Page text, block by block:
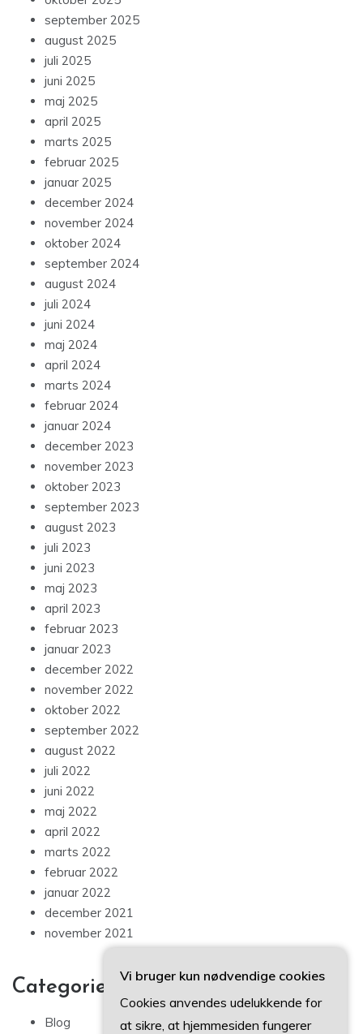
september 2025
august 2025
juli 2025
juni 2025
maj 2025
april 2025
marts 2025
februar 2025
januar 2025
december 2024
november 2024
oktober 2024
september 2024
august 2024
juli 2024
juni 2024
maj 2024
april 2024
marts 2024
februar 2024
januar 2024
december 2023
november 2023
oktober 2023
september 2023
august 2023
juli 2023
juni 2023
maj 2023
april 2023
februar 2023
januar 2023
december 2022
november 2022
oktober 2022
september 2022
august 2022
juli 2022
juni 2022
maj 2022
april 2022
marts 2022
februar 2022
januar 2022
december 2021
november 2021
Categories
Blog
Vi bruger kun nødvendige cookies
Cookies anvendes udelukkende for
at sikre, at hjemmesiden fungerer